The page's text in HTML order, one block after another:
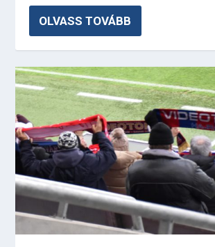
OLVASS TOVÁBB